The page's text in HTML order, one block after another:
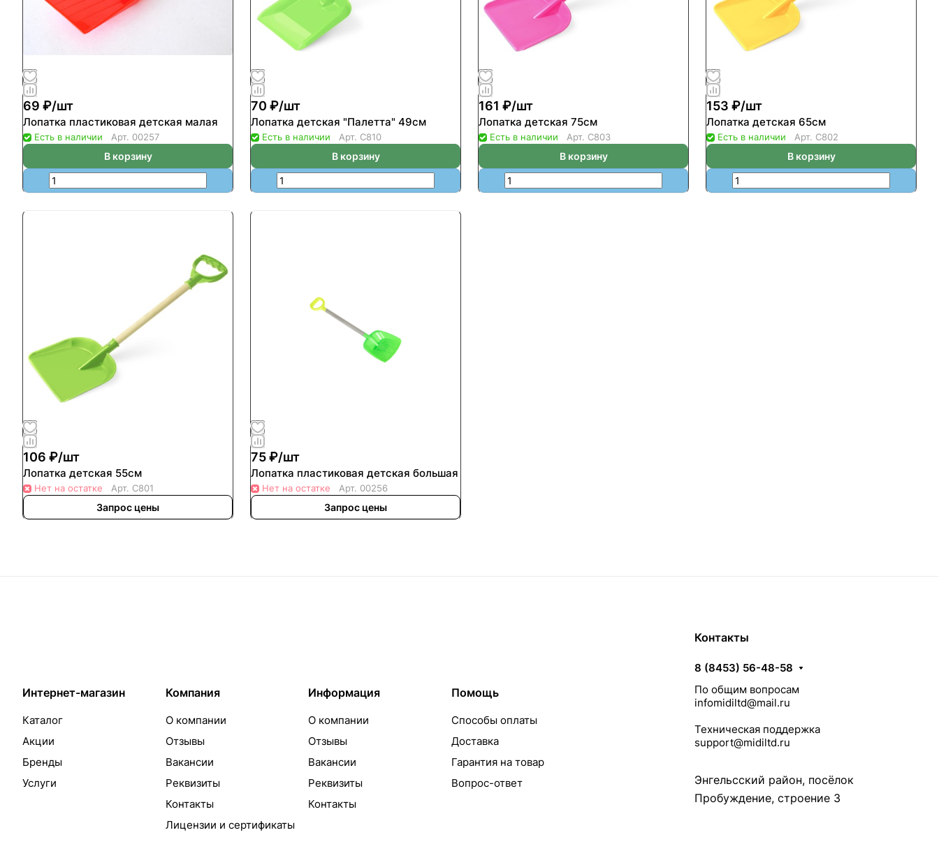
69 ₽/шт
Лопатка пластиковая детская малая
Есть в наличии Арт. 00257
В корзину
70 ₽/шт
Лопатка детская "Палетта" 49см
Есть в наличии Арт. С810
В корзину
161 ₽/шт
Лопатка детская 75см
Есть в наличии Арт. С803
В корзину
153 ₽/шт
Лопатка детская 65см
Есть в наличии Арт. С802
В корзину
106 ₽/шт
Лопатка детская 55см
Нет на остатке Арт. С801
Запрос цены
75 ₽/шт
Лопатка пластиковая детская большая
Нет на остатке Арт. 00256
Запрос цены
Интернет-магазин
Каталог
Акции
Бренды
Услуги
Компания
О компании
Отзывы
Вакансии
Реквизиты
Контакты
Лицензии и сертификаты
Информация
О компании
Отзывы
Вакансии
Реквизиты
Контакты
Помощь
Способы оплаты
Доставка
Гарантия на товар
Вопрос-ответ
Контакты
8 (8453) 56-48-58
По общим вопросам
infomidiltd@mail.ru
Техническая поддержка
support@midiltd.ru
Энгельсский район, посёлок
Пробуждение, строение 3